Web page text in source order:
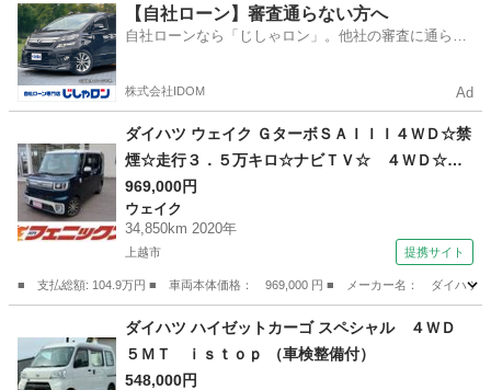
新潟 新発田市 ミライース
【自社ローン】審査通らない方へ
自社ローンなら「じしゃロン」。他社の審査に通らな
株式会社IDOM Ad
ダイハツ ウェイク ＧターボＳＡＩＩＩ４ＷＤ☆禁
煙☆走行３．５万キロ☆ナビＴＶ☆ ４ＷＤ☆禁
煙☆走行３．５万キロ☆ナビ☆ＴＶ☆両側パワス
ラ☆衝突軽減ブレーキ☆オートハイビーム☆車線
逸脱警報☆シートヒーター☆ＥＴＣ☆ドラレコ☆
スマートキー☆ＬＥＤヘッドライト☆ＬＥＤフォ
グ☆試乗ＯＫ☆ （検9.3）
969,000円
ウェイク
34,850km 2020年
上越市 提携サイト
■ 支払総額: 104.9万円 ■ 車両本体価格： 969,000 円 ■ メーカー名： ダイハ
ウェイク
ダイハツ ハイゼットカーゴ スペシャル ４ＷＤ
５ＭＴ ｉｓｔｏｐ （車検整備付）
548,000円